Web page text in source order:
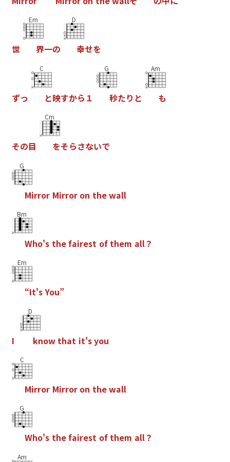
世
Em
界一の
D
幸せを
ずっ
C
と映すから １
G
秒たり と
Am
も
その目
Cm
をそらさないで
G
Mirror Mirror on thewall
Bm
Who's thefairest of them all？
Em
“It'sYou”
I
D
know that it'syou
C
Mirror Mirror on thewall
G
Who's thefairest of them all？
Am